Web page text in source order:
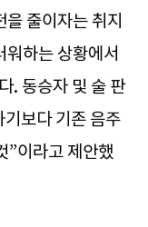
줄이자는 취지
하는 상황에서
. 동승자 및 술 판
보다 기존 음주
”이라고 제안했